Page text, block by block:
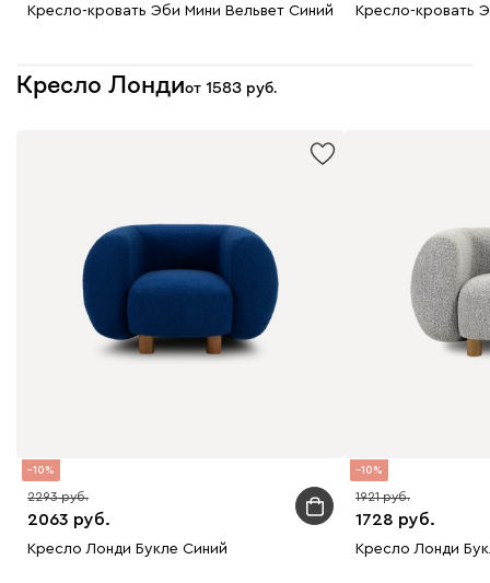
Кресло-кровать Эби Мини Вельвет Синий Кресло-кровать
Кресло Лондиот 1583
10
2063
2293
Кресло Лонди Букле Синий
10
1728
1921
Кресло Лонди